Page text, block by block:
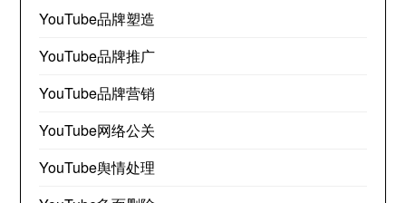
YouTube品牌塑造
YouTube品牌推广
YouTube品牌营销
YouTube网络公关
YouTube舆情处理